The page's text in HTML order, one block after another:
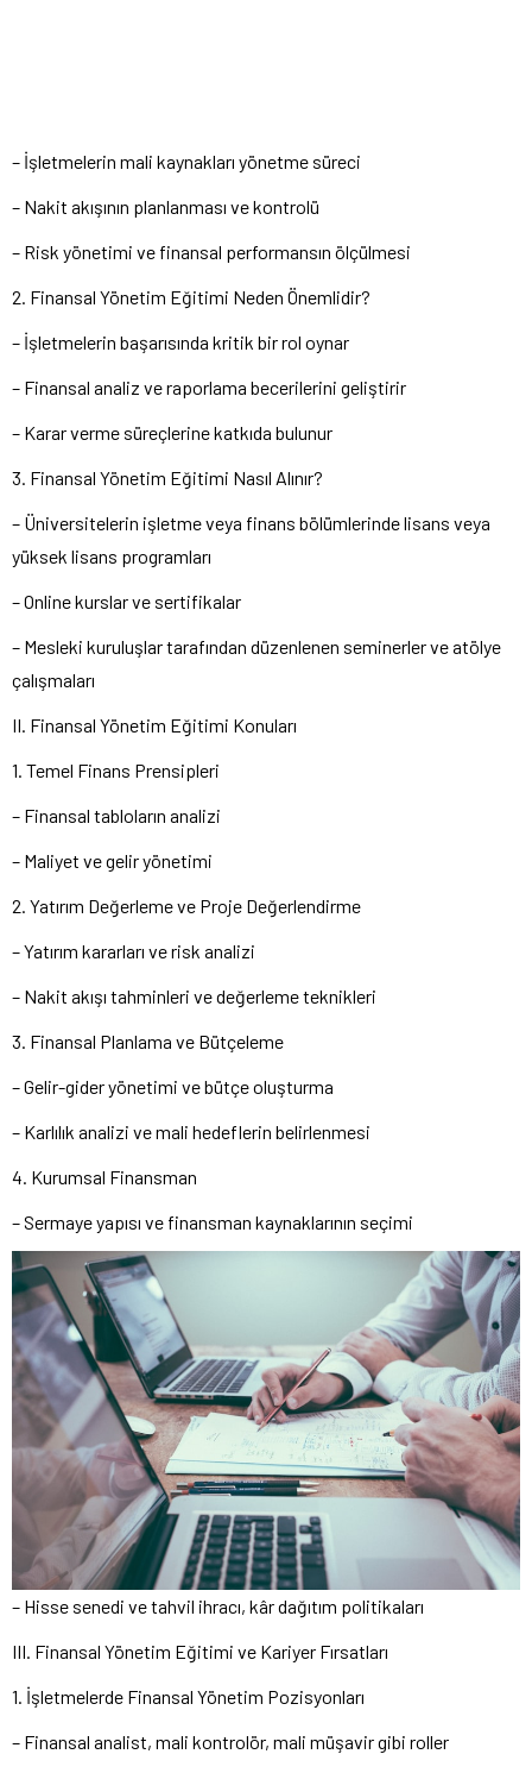
– İşletmelerin mali kaynakları yönetme süreci
– Nakit akışının planlanması ve kontrolü
– Risk yönetimi ve finansal performansın ölçülmesi
2. Finansal Yönetim Eğitimi Neden Önemlidir?
– İşletmelerin başarısında kritik bir rol oynar
– Finansal analiz ve raporlama becerilerini geliştirir
– Karar verme süreçlerine katkıda bulunur
3. Finansal Yönetim Eğitimi Nasıl Alınır?
– Üniversitelerin işletme veya finans bölümlerinde lisans veya
yüksek lisans programları
– Online kurslar ve sertifikalar
– Mesleki kuruluşlar tarafından düzenlenen seminerler ve atölye
çalışmaları
II. Finansal Yönetim Eğitimi Konuları
1. Temel Finans Prensipleri
– Finansal tabloların analizi
– Maliyet ve gelir yönetimi
2. Yatırım Değerleme ve Proje Değerlendirme
– Yatırım kararları ve risk analizi
– Nakit akışı tahminleri ve değerleme teknikleri
3. Finansal Planlama ve Bütçeleme
– Gelir-gider yönetimi ve bütçe oluşturma
– Karlılık analizi ve mali hedeflerin belirlenmesi
4. Kurumsal Finansman
– Sermaye yapısı ve finansman kaynaklarının seçimi
– Hisse senedi ve tahvil ihracı, kâr dağıtım politikaları
III. Finansal Yönetim Eğitimi ve Kariyer Fırsatları
1. İşletmelerde Finansal Yönetim Pozisyonları
– Finansal analist, mali kontrolör, mali müşavir gibi roller